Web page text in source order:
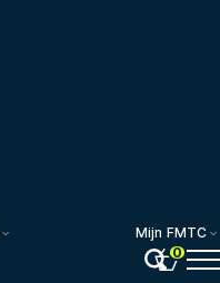
Mijn FMTC
0